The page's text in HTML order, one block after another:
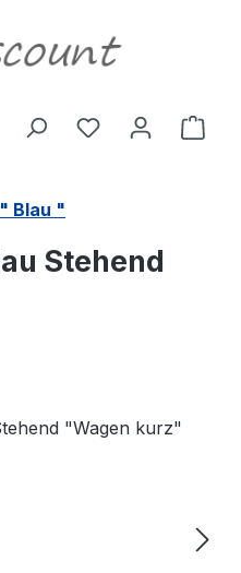
Blau "
Stehend